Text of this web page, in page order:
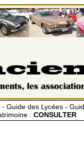
Guide des Lycées -
: CONSULTER